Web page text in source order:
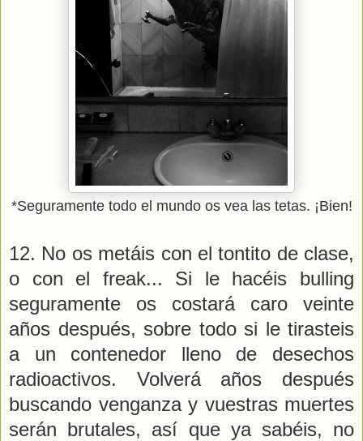
*Seguramente todo el mundo os vea las tetas. ¡Bien!
12. No os metáis con el tontito de clase,
o con el freak... Si le hacéis bulling
seguramente os costará caro veinte
años después, sobre todo si le tirasteis
a un contenedor lleno de desechos
radioactivos. Volverá años después
buscando venganza y vuestras muertes
serán brutales, así que ya sabéis, no